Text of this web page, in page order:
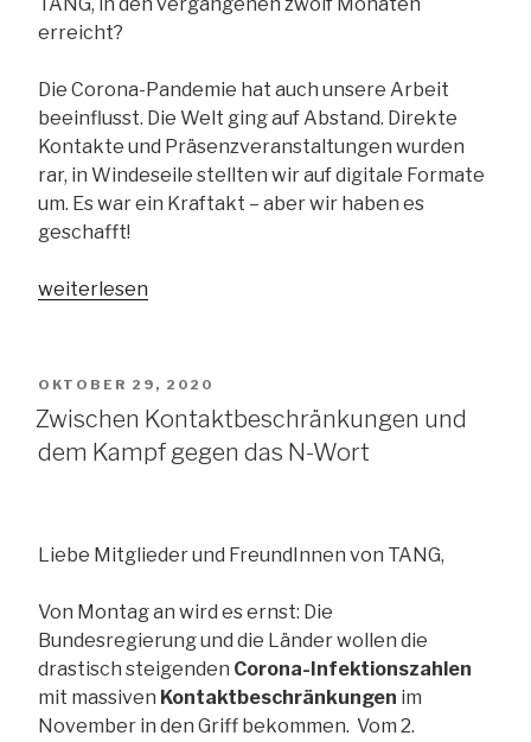
erreicht?
Die Corona-Pandemie hat auch unsere Arbeit
beeinflusst. Die Welt ging auf Abstand. Direkte
Kontakte und Präsenzveranstaltungen wurden
rar, in Windeseile stellten wir auf digitale Formate
um. Es war ein Kraftakt – aber wir haben es
geschafft!
„Was
2020
bewegt?
des
TANG“
weiterlesen
VERÖFFENTLICHT
AM
OKTOBER 29, 2020
Zwischen Kontaktbeschränkungen und
dem Kampf gegen das N-Wort
Liebe Mitglieder und FreundInnen von TANG,
Von Montag an wird es ernst: Die
Bundesregierung und die Länder wollen die
drastisch steigenden Corona-Infektionszahlen
mit massiven Kontaktbeschränkungen im
November in den Griff bekommen. Vom 2.